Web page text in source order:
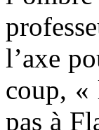
l’axe
coup, «
pas à